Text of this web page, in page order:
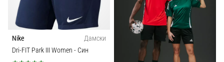
Nike
Дамски
Dri-FIT Park III Women - Син